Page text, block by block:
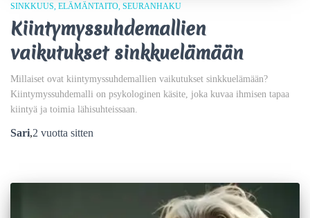
SINKKUUS ELÄMÄNTAITO SEURANHAKU
Kiintymyssuhdemallien
vaikutukset sinkkuelämään
Millaiset ovat kiintymyssuhdemallien vaikutukset sinkkuelämään?
Kiintymyssuhdemalli on psykologinen käsite, joka kuvaa ihmisen tapaa
kiintyä ja toimia lähisuhteissaan.
Sari,2 vuotta sitten